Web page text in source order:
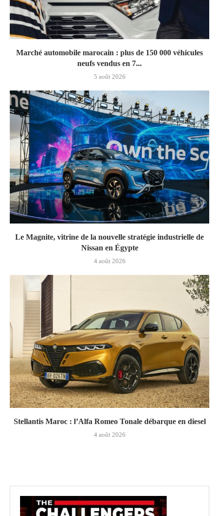
Marché automobile marocain : plus de 150 000 véhicules
neufs vendus en 7...
5 août 2026
Le Magnite, vitrine de la nouvelle stratégie industrielle de
Nissan en Égypte
4 août 2026
Stellantis Maroc : l’Alfa Romeo Tonale débarque en diesel
4 août 2026